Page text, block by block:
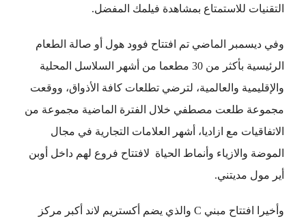
التقنيات للاستمتاع بمشاهدة فيلمك المفضل.
وفي ديسمبر الماضي تم افتتاح فوود هول أو صالة الطعام
الرئيسية بأكثر من 30 مطعما من أشهر السلاسل المحلية
والإقليمية والعالمية، لترضي تطلعات كافة الأذواق، ووقعت
مجموعة طلعت مصطفي خلال الفترة الماضية مجموعة من
الاتفاقيات مع ازاديا، أشهر العلامات التجارية في مجال
الموضة والازياء وأنماط الحياة لافتتاح فروع لهم داخل أوبن
أير مول مديتني.
وأخيرا افتتاح مبني C والذي يضم أكستريم لاند أكبر مركز